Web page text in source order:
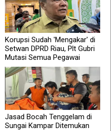
Korupsi Sudah 'Mengakar' di
Setwan DPRD Riau, Plt Gubri
Mutasi Semua Pegawai
Jasad Bocah Tenggelam di
Sungai Kampar Ditemukan